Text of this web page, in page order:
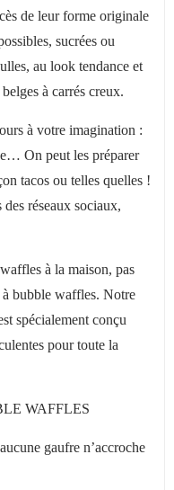
de leur forme originale
sucrées ou
au look tendance et
à carrés creux.
à votre imagination :
On peut les préparer
tacos ou telles quelles !
réseaux sociaux,
à la maison, pas
bubble waffles. Notre
spécialement conçu
pour toute la
WAFFLES
gaufre n’accroche